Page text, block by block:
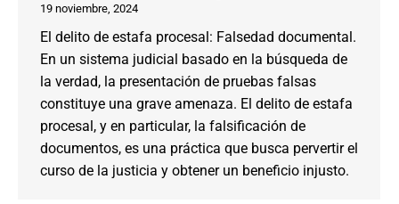
19 noviembre, 2024
El delito de estafa procesal: Falsedad documental.
En un sistema judicial basado en la búsqueda de
la verdad, la presentación de pruebas falsas
constituye una grave amenaza. El delito de estafa
procesal, y en particular, la falsificación de
documentos, es una práctica que busca pervertir el
curso de la justicia y obtener un beneficio injusto.